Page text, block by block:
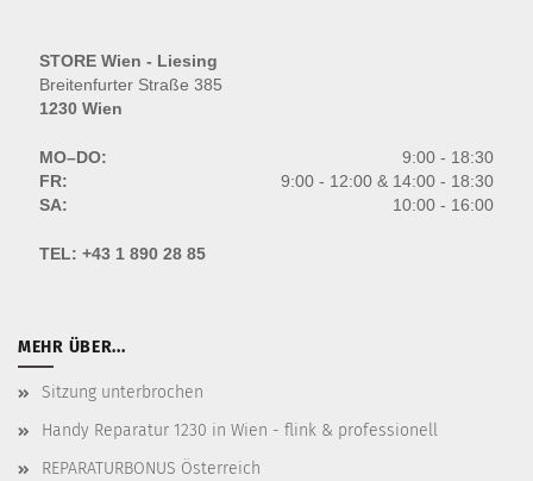
STORE Wien - Liesing
Breitenfurter Straße 385
1230 Wien
MO–DO:
9:00 - 18:30
FR:
9:00 - 12:00 & 14:00 - 18:30
SA:
10:00 - 16:00
TEL: +43 1 890 28 85
MEHR ÜBER...
Sitzung unterbrochen
Handy Reparatur 1230 in Wien - flink & professionell
REPARATURBONUS Österreich